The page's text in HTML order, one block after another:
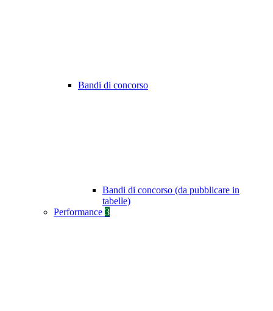
Bandi di concorso
Bandi di concorso (da pubblicare in
tabelle)
Performance 3